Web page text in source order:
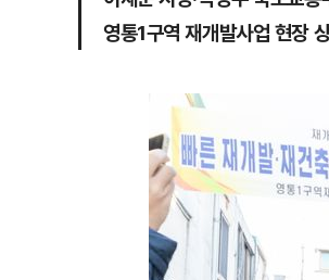
영통1구역 재개발사업 현장